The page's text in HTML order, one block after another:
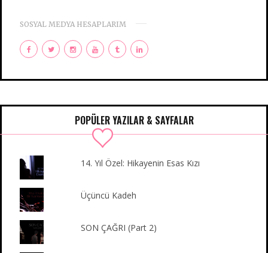
SOSYAL MEDYA HESAPLARIM
F
a
T
w
I
n
r
Y
o
e
T
u
L
i
I
POPÜLER YAZILAR & SAYFALAR
14. Yıl Özel: Hikayenin Esas Kızı
Üçüncü Kadeh
SON ÇAĞRI (Part 2)